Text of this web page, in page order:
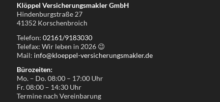
Klöppel Versicherungsmakler GmbH
Hindenburgstraße 27
41352 Korschenbroich
Telefon: 02161/9183030
Telefax: Wir leben in 2026 😉
Mail: info@kloeppel-versicherungsmakler.de
Bürozeiten:
Mo. – Do. 08:00 – 17:00 Uhr
Fr. 08:00 – 14:30 Uhr
Termine nach Vereinbarung